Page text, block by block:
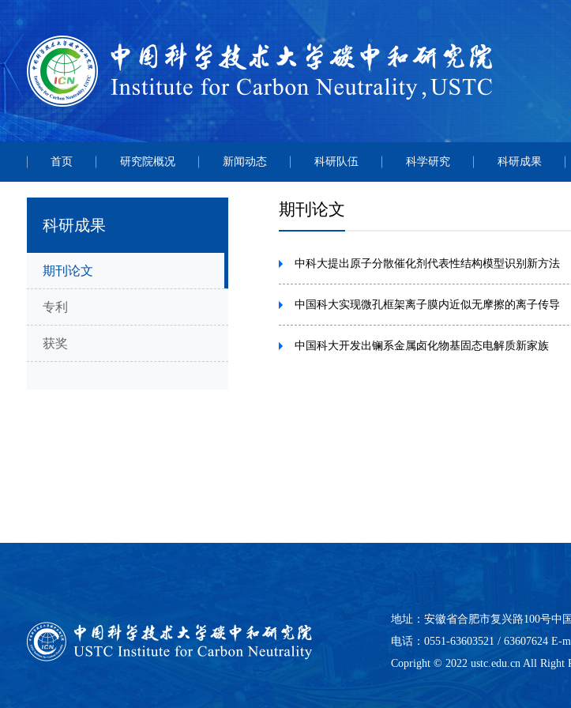
首页 研究院概况 新闻动态 科研队伍 科学研究 科研成果
科研成果
期刊论文
专利
获奖
期刊论文
中科大提出原子分散催化剂代表性结构模型识别新方法
中国科大实现微孔框架离子膜内近似无摩擦的离子传导
中国科大开发出镧系金属卤化物基固态电解质新家族
地址：安徽省合肥市复兴路100号中
电话：0551-63603521 / 63607624 E-
Copright © 2022 ustc.edu.cn All